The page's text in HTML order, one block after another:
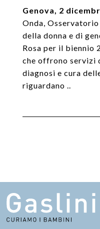
Genova, 2
Onda,
della donna e di
Rosa per il biennio
che offrono servizi
diagnosi e cura
riguardano ..